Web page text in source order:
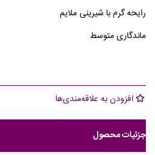
رایحه گرم با شیرینی ملایم
ماندگاری متوسط
افزودن به علاقه‌مندی‌ها
جزئیات محصول